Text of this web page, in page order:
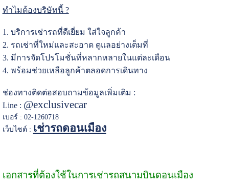
ทำไมต้องบริษัทนี้ ?
1. บริการเช่ารถที่ดีเยี่ยม ใส่ใจลูกค้า
2. รถเช่าที่ใหม่และสะอาด ดูแลอย่างเต็มที่
3. มีการจัดโปรโมชั่นที่หลากหลายในแต่ละเดือน
4. พร้อมช่วยเหลือลูกค้าตลอดการเดินทาง
ช่องทางติดต่อสอบถามข้อมูลเพิ่มเติม :
Line : @exclusivecar
เบอร์ : 02-1260718
เว็บไซต์ : เช่ารถดอนเมือง
เอกสารที่ต้องใช้ในการเช่ารถสนามบินดอนเมือง